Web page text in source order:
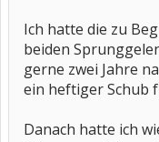
Ich hatte die zu
beiden
gerne zwei Jahre
ein heftiger Schub
Danach hatte ich